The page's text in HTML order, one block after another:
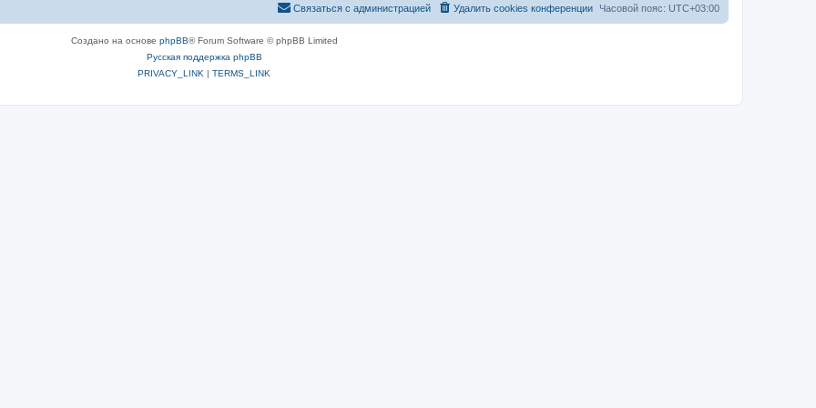
Часовой пояс: UTC+03:00
Удалить cookies конференции
Связаться с администрацией
Создано на основе phpBB® Forum Software © phpBB Limited
Русская поддержка phpBB
PRIVACY_LINK | TERMS_LINK